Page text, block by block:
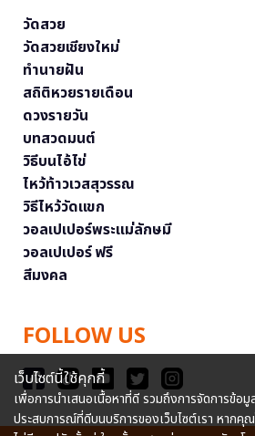
วัดสวย
วัดสวยเชียงใหม่
ทำนายฝัน
สถิติหวยรายเดือน
ดวงรายวัน
บทสวดมนต์
วิธีบนไอ้ไข่
ไหว้ท้าวเวสสุวรรณ
วิธีไหว้วัดแขก
วอลเปเปอร์พระแม่ลักษมี
วอลเปเปอร์ ฟรี
สีมงคล
FOLLOW US
เว็บไซต์นี้ใช้คุกกี้
เพื่อการนำเสนอเนื้อหาที่ดี รวมถึงการจัดการข้อ
ประสบการณ์ที่ดีบนบริการของเว็บไซต์เรา หากคุ